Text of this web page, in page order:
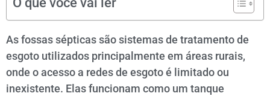
As fossas sépticas são sistemas de tratamento de
esgoto utilizados principalmente em áreas rurais,
onde o acesso a redes de esgoto é limitado ou
inexistente. Elas funcionam como um tanque